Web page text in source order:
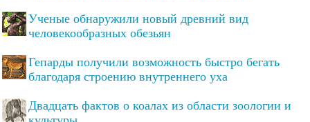
Ученые обнаружили новый древний вид
человекообразных обезьян
Гепарды получили возможность быстро бегать
благодаря строению внутреннего уха
Двадцать фактов о коалах из области зоологии и